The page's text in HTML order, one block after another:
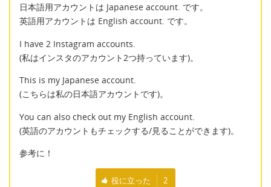
日本語用アカウントは Japanese account. です。
英語用アカウントは English account. です。
I have 2 Instagram accounts.
(私はインスタのアカウント2つ持っています)。
This is my Japanese account.
(こちらは私の日本語アカウントです)。
You can also check out my English account.
(英語のアカウントもチェックする/見ることができます)。
参考に！
役に立った 2